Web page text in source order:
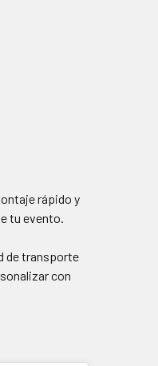
rápido y
tu evento.
de transporte
con